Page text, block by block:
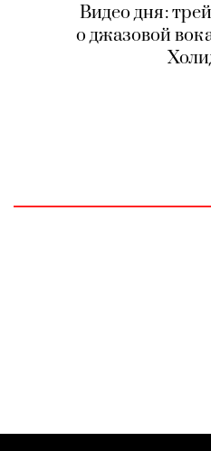
Видео дня:
о джазовой